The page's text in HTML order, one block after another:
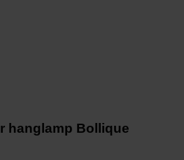
hanglamp Bollique